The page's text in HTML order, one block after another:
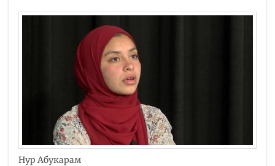
Нур Абукарам